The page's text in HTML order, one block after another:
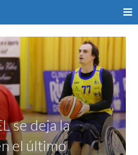
se deja la
el último